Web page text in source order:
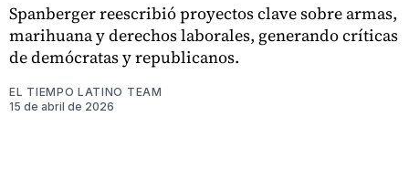
Spanberger reescribió proyectos clave sobre armas,
marihuana y derechos laborales, generando críticas
de demócratas y republicanos.
EL TIEMPO LATINO TEAM
15 de abril de 2026